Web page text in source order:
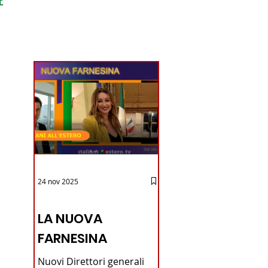
LA NUOVA
FARNESINA
Nuovi Direttori generali
24 nov 2025